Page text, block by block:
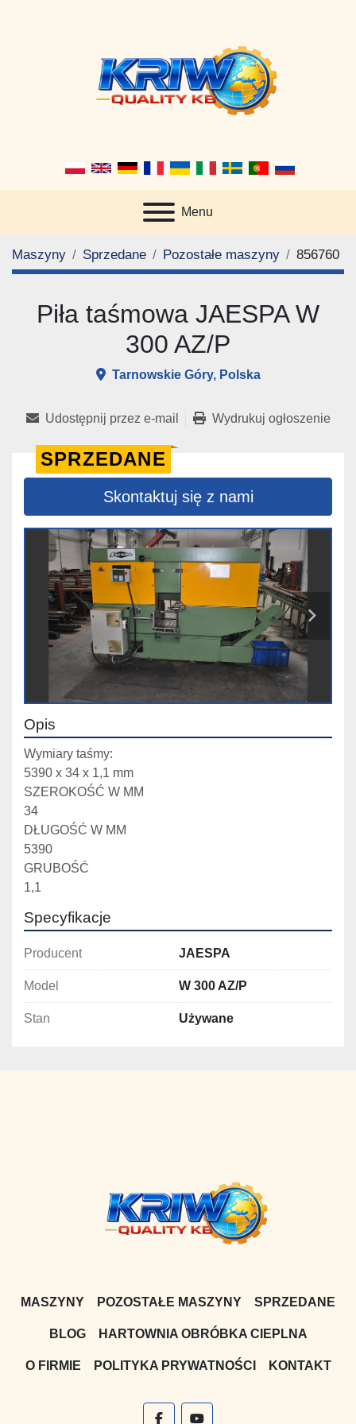
Menu
Maszyny Sprzedane Pozostałe maszyny 856760
Piła taśmowa JAESPA W
300 AZ/P
Tarnowskie Góry, Polska
Udostępnij przez e-mail Wydrukuj ogłoszenie
SPRZEDANE
Skontaktuj się z nami
Opis
Wymiary taśmy:
5390 x 34 x 1,1 mm
SZEROKOŚĆ W MM
34
DŁUGOŚĆ W MM
5390
GRUBOŚĆ
1,1
Specyfikacje
Producent JAESPA
Model W 300 AZ/P
Stan Używane
MASZYNY POZOSTAŁE MASZYNY SPRZEDANE
BLOG HARTOWNIA OBRÓBKA CIEPLNA
O FIRMIE POLITYKA PRYWATNOŚCI KONTAKT